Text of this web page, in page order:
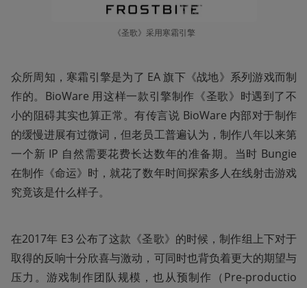
《圣歌》采用寒霜引擎
众所周知，寒霜引擎是为了 EA 旗下《战地》系列游戏而制
作的。BioWare 用这样一款引擎制作《圣歌》时遇到了不
小的阻碍其实也算正常。有传言说 BioWare 内部对于制作
的缓慢进展有过微词，但老员工普遍认为，制作八年以来第
一个新 IP 自然需要花费长达数年的准备期。当时 Bungie
在制作《命运》时，就花了数年时间探索多人在线射击游戏
究竟该是什么样子。
在2017年 E3 公布了这款《圣歌》的时候，制作组上下对于
取得的反响十分欣喜与激动，可同时也背负着更大的期望与
压力。游戏制作团队规模，也从预制作（Pre-productio